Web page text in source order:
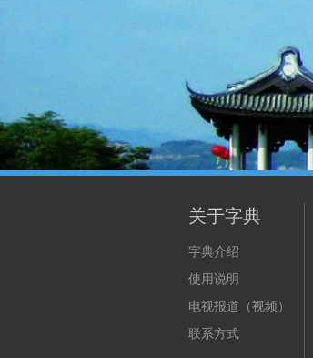
关于字典
字典介绍
使用说明
电视报道（视频）
联系方式